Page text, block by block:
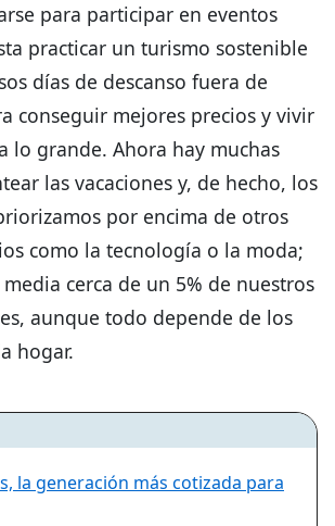
para participar en eventos
practicar un turismo sostenible
días de descanso fuera de
conseguir mejores precios y vivir
lo grande. Ahora hay muchas
las vacaciones y, de hecho, los
por encima de otros
como la tecnología o la moda;
cerca de un 5% de nuestros
aunque todo depende de los
hogar.
la generación más cotizada para